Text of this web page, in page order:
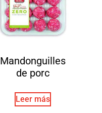
Mandonguilles
de porc
Leer más